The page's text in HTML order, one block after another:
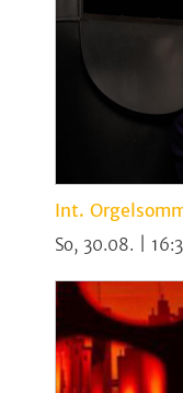
Int.
So, 30.08. |